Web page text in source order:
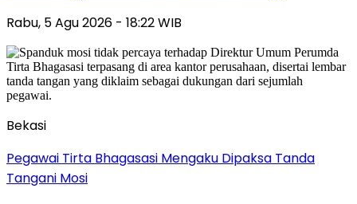
Rabu, 5 Agu 2026 - 18:22 WIB
Bekasi
Pegawai Tirta Bhagasasi Mengaku Dipaksa Tanda
Tangani Mosi